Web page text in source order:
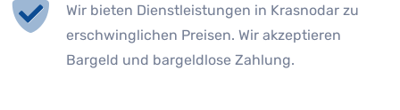
Wir bieten Dienstleistungen in Krasnodar zu
erschwinglichen Preisen. Wir akzeptieren
Bargeld und bargeldlose Zahlung.